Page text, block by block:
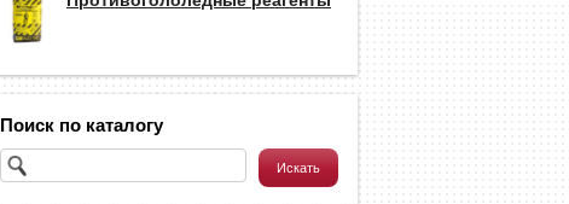
Поиск по каталогу